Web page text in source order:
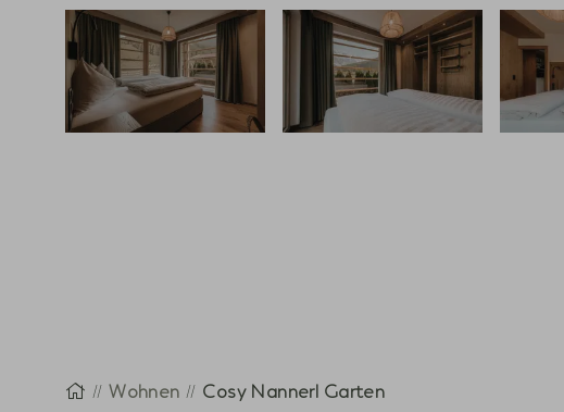
Startseite
Wohnen Cosy Nannerl Garten